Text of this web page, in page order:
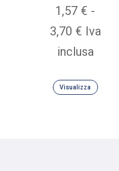
1,57 € -
3,70 €Fascia
di
da
Iva
inclusa
Visualizza